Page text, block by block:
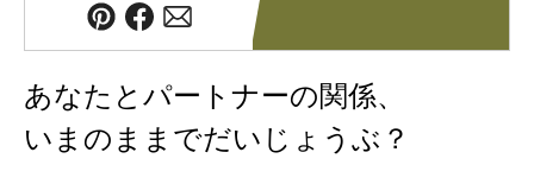
あなたとパートナーの関係、
いまのままでだいじょうぶ？